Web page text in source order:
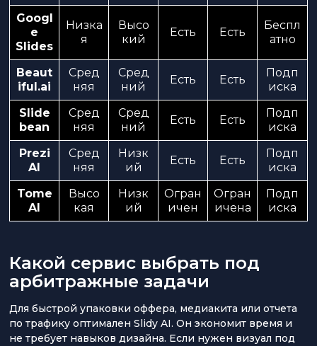
Googl
e
Slides
Низка
я
Высо
кий
Есть Есть
Беспл
атно
Beaut
iful.ai
Сред
няя
Сред
ний
Есть Есть
Подп
иска
Slide
bean
Сред
няя
Сред
ний
Есть Есть
Подп
иска
Prezi
AI
Сред
няя
Низк
ий
Есть Есть
Подп
иска
Tome
AI
Высо
кая
Низк
ий
Огран
ичен
Огран
ичена
Подп
иска
Какой сервис выбрать под
арбитражные задачи
Для быстрой упаковки оффера, медиакита или отчета
по трафику оптимален Slidy AI. Он экономит время и
не требует навыков дизайна. Если нужен визуал под